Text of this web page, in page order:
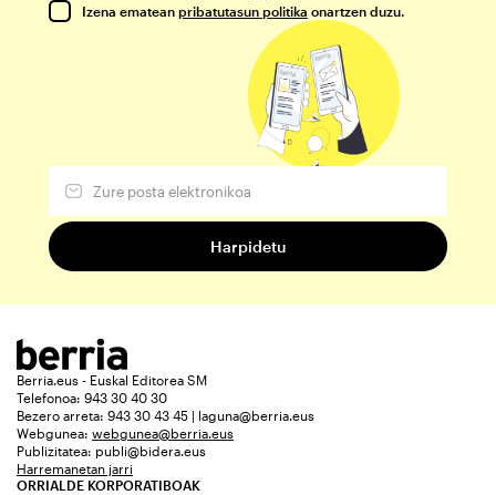
Izena ematean pribatutasun politika onartzen duzu.
Berria.eus - Euskal Editorea SM
Telefonoa: 943 30 40 30
Bezero arreta: 943 30 43 45 | laguna@berria.eus
Webgunea: webgunea@berria.eus
Publizitatea: publi@bidera.eus
Harremanetan jarri
ORRIALDE KORPORATIBOAK